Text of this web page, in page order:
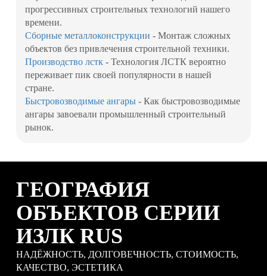
прогрессивных строительных технологий нашего
времени.
Сборные металлоконструкции - Монтаж сложных
объектов без привлечения строительной техники.
Производство лстк - Технология ЛСТК вероятно
переживает пик своей популярности в нашей
стране.
Быстровозводимые ангары - Как быстровозводимые
ангары завоевали промышленный строительный
рынок.
ГЕОГРАФИЯ
ОБЪЕКТОВ СЕРИИ
ИЗЛК RUS
НАДЁЖНОСТЬ, ДОЛГОВЕЧНОСТЬ, СТОИМОСТЬ,
КАЧЕСТВО, ЭСТЕТИКА